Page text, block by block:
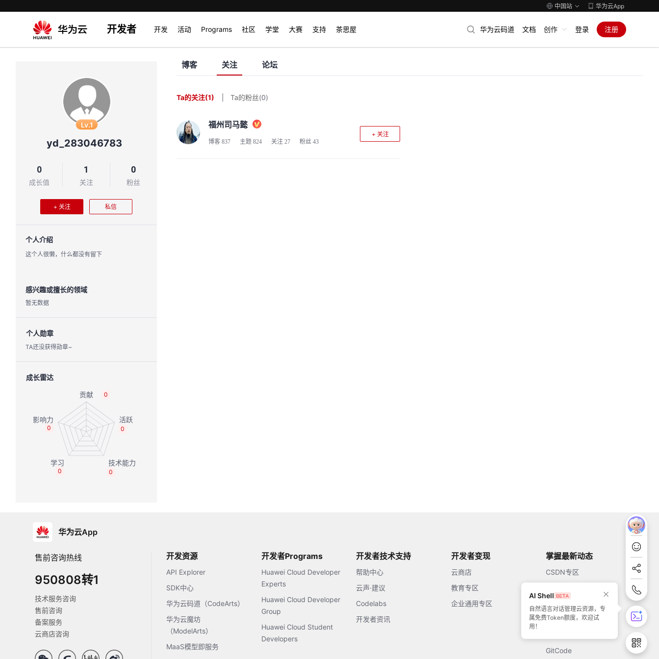
中国站 华为云App
开发者 开发 活动 Programs 社区 学堂 大赛 支持 茶思屋 华为云码道 文档 创作 登录 注册
Lv.1
yd_283046783
0
成长值
1
关注
0
粉丝
+ 关注 私信
个人介绍
这个人很懒，什么都没有留下
感兴趣或擅长的领域
暂无数据
个人勋章
TA还没获得勋章~
成长雷达
0
0
0
0
0
博客 关注 论坛
Ta的关注(1) Ta的粉丝(0)
福州司马懿
博客 837 主题 824 关注 27 粉丝 43
+ 关注
华为云App
售前咨询热线
950808转1
技术服务咨询
售前咨询
备案服务
云商店咨询
开发资源
API Explorer
SDK中心
华为云码道（CodeArts）
华为云魔坊
（ModelArts）
MaaS模型即服务
开发者Programs
Huawei Cloud Developer
Experts
Huawei Cloud Developer
Group
Huawei Cloud Student
Developers
开发者技术支持
帮助中心
云声·建议
Codelabs
开发者资讯
开发者变现
云商店
教育专区
企业通用专区
掌握最新动态
CSDN专区
51CTO
GitCode
AI Shell
自然语言对话管理云资源，专
属免费Token额度，欢迎试
用！